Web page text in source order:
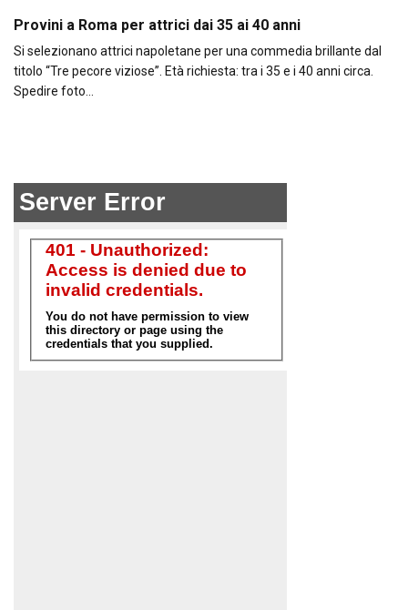
Provini a Roma per attrici dai 35 ai 40 anni
Si selezionano attrici napoletane per una commedia brillante dal
titolo “Tre pecore viziose”. Età richiesta: tra i 35 e i 40 anni circa.
Spedire foto…